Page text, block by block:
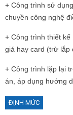
+ Công trình sử
chuyền công nghệ
+ Công trình thiết
giá hay card (trừ lắp
+ Công trình lặp lại
án, áp dụng hướng
ĐỊNH MỨC